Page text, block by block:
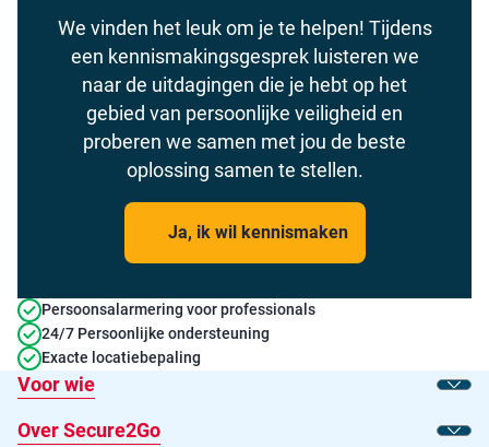
We vinden het leuk om je te helpen! Tijdens
een kennismakingsgesprek luisteren we
naar de uitdagingen die je hebt op het
gebied van persoonlijke veiligheid en
proberen we samen met jou de beste
oplossing samen te stellen.
Ja, ik wil kennismaken
Persoonsalarmering voor professionals
24/7 Persoonlijke ondersteuning
Exacte locatiebepaling
Voor wie
Toon
Over Secure2Go
Toon